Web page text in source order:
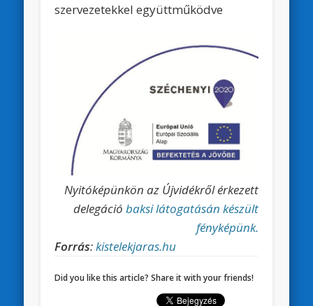
szervezetekkel együttműködve
Nyitóképünkön az Újvidékről érkezett
delegáció baksi látogatásán készült
fényképünk.
Forrás:kistelekjaras.hu
Did you like this article? Share it with your friends!